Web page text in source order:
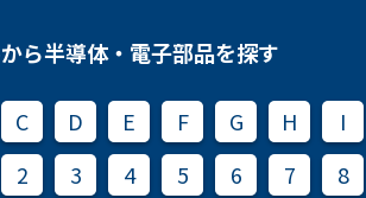
ら半導体・電子部品を探す
C D E F G H I
2 3 4 5 6 7 8